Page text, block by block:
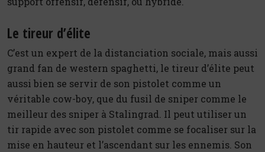
Le tireur d’élite
C’est un expert de la distanciation sociale, mais aussi
grand fan de western spaghetti, le tireur d’élite peut
aussi bien se servir de son pistolet comme un
véritable cow-boy, que du fusil de sniper comme le
meilleur des sniper à Stalingrad. Il peut utiliser un
tir rapide avec son pistolet comme se focaliser sur la
mise en hauteur et l’ascendant sur les ennemis. Son